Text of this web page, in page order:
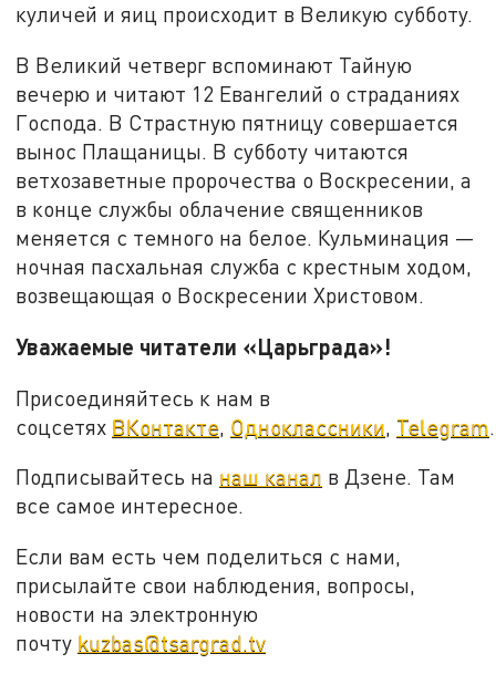
куличей и яиц происходит в Великую субботу.
В Великий четверг вспоминают Тайную
вечерю и читают 12 Евангелий о страданиях
Господа. В Страстную пятницу совершается
вынос Плащаницы. В субботу читаются
ветхозаветные пророчества о Воскресении, а
в конце службы облачение священников
меняется с темного на белое. Кульминация —
ночная пасхальная служба с крестным ходом,
возвещающая о Воскресении Христовом.
Уважаемые читатели «Царьграда»!
Присоединяйтесь к нам в
соцсетях ВКонтакте Одноклассники Telegram
Подписывайтесь на наш канал в Дзене. Там
все самое интересное.
Если вам есть чем поделиться с нами,
присылайте свои наблюдения, вопросы,
новости на электронную
почту kuzbas@tsargrad.tv